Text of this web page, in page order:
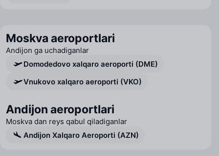
Moskva aeroportlari
Andijon ga uchadiganlar
Domodedovo xalqaro aeroporti (DME)
Vnukovo xalqaro aeroporti (VKO)
Andijon aeroportlari
Moskva dan reys qabul qiladiganlar
Andijon Xalqaro Aeroporti (AZN)